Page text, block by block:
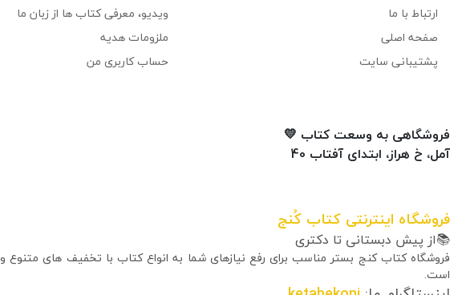
ارتباط با ما
صفحه اصلی
پشتیبانی سایت
ویدیو، معرفی کتاب ها از زبان ما
ملزومات هدیه
حساب کاربری من
فروشگاهی به وسعت کتاب 💛
آمل، خ هراز، ابتدای آفتاب 40
فروشگاه اینترنتی کتاب کُنج
📚از پیش دبستانی تا دکتری
فروشگاه کتاب کنج بستر مناسب برای رفع نیازهای شما به انواع کتاب با تخفیف های متنوع
است.